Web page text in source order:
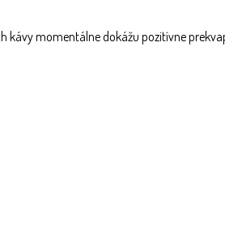
kávy momentálne dokážu pozitívne